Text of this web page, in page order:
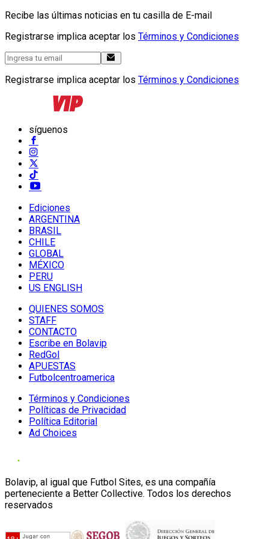
Recibe las últimas noticias en tu casilla de E-mail
Registrarse implica aceptar los Términos y Condiciones
Registrarse implica aceptar los Términos y Condiciones
síguenos
Ediciones
ARGENTINA
BRASIL
CHILE
GLOBAL
MÉXICO
PERU
US ENGLISH
QUIENES SOMOS
STAFF
CONTACTO
Escribe en Bolavip
RedGol
APUESTAS
Futbolcentroamerica
Términos y Condiciones
Políticas de Privacidad
Política Editorial
Ad Choices
Bolavip, al igual que Futbol Sites, es una compañía
perteneciente a Better Collective. Todos los derechos
reservados